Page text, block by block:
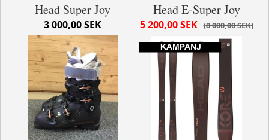
Head Super Joy
3 000,00 SEK
Head E-Super Joy
8 000,00 SEK
5 200,00 SEK